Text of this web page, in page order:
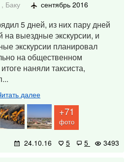
, Баку сентябрь 2016
5 дней, из них пару дней
на выездные экскурсии, и
экскурсии планировал
на общественном
наняли таксиста,
далее
+71
фото
24.10.16 5 5 3493